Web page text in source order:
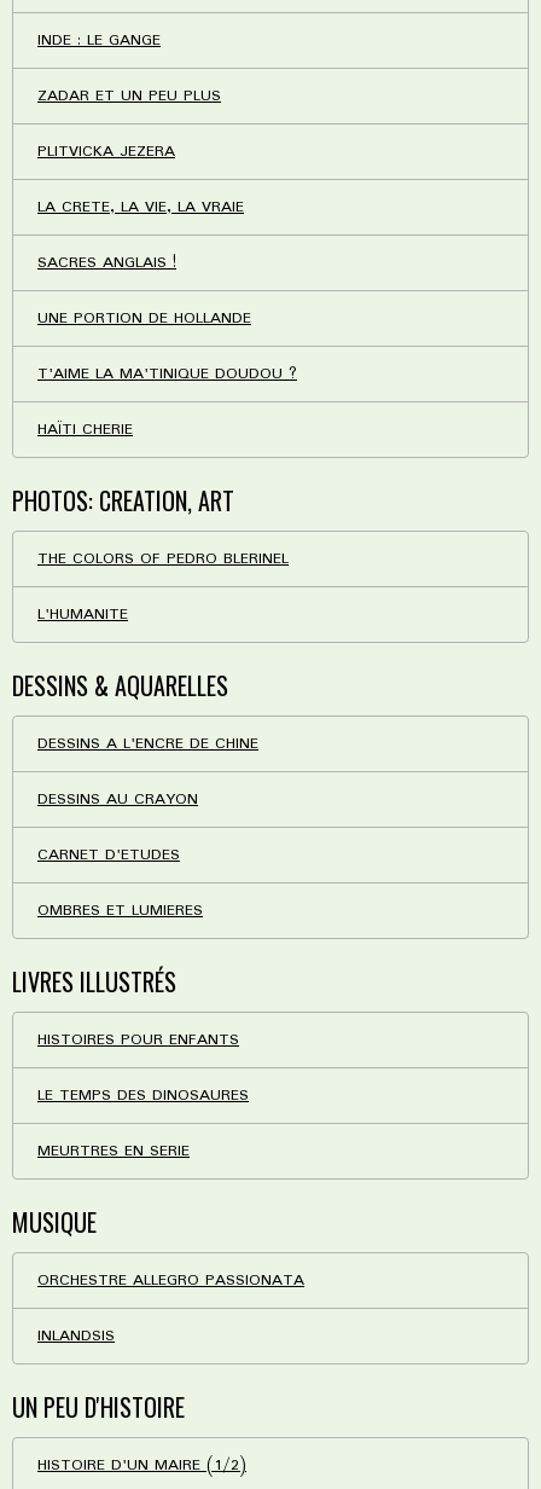
INDE : LE GANGE
ZADAR ET UN PEU PLUS
PLITVICKA JEZERA
LA CRETE, LA VIE, LA VRAIE
SACRES ANGLAIS !
UNE PORTION DE HOLLANDE
T'AIME LA MA'TINIQUE DOUDOU ?
HAÏTI CHERIE
PHOTOS: CREATION, ART
THE COLORS OF PEDRO BLERINEL
L'HUMANITE
DESSINS & AQUARELLES
DESSINS A L'ENCRE DE CHINE
DESSINS AU CRAYON
CARNET D'ETUDES
OMBRES ET LUMIERES
LIVRES ILLUSTRÉS
HISTOIRES POUR ENFANTS
LE TEMPS DES DINOSAURES
MEURTRES EN SERIE
MUSIQUE
ORCHESTRE ALLEGRO PASSIONATA
INLANDSIS
UN PEU D'HISTOIRE
HISTOIRE D'UN MAIRE (1/2)